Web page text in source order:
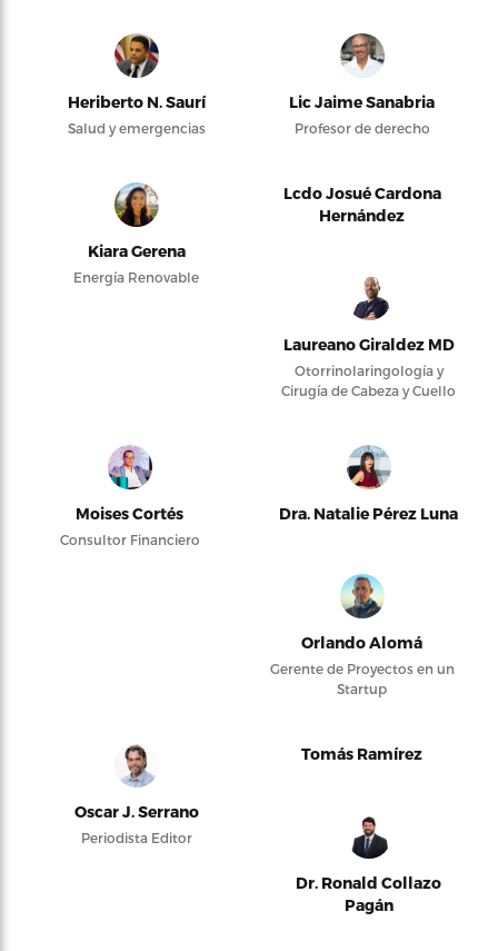
Heriberto N. Saurí
Salud y emergencias
Lic Jaime Sanabria
Profesor de derecho
Kiara Gerena
Energía Renovable
Lcdo Josué Cardona
Hernández
Laureano Giraldez MD
Otorrinolaringología y
Cirugía de Cabeza y Cuello
Moises Cortés
Consultor Financiero
Dra. Natalie Pérez Luna
Orlando Alomá
Gerente de Proyectos en un
Startup
Oscar J. Serrano
Periodista Editor
Tomás Ramírez
Dr. Ronald Collazo
Pagán